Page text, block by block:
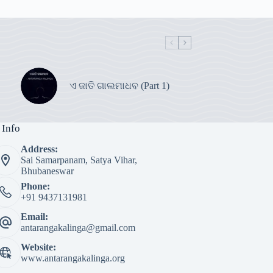
ଏ ଜାତି ଗାଲମାଧବ (Part 1)
Info
Address:
Sai Samarpanam, Satya Vihar,
Bhubaneswar
Phone:
+91 9437131981
Email:
antarangakalinga@gmail.com
Website:
www.antarangakalinga.org